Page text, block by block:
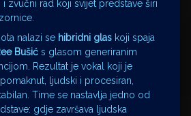
zvučni rad koji svijet predstave širi
nalazi se hibridni glas koji spaja
Bušić s glasom generiranim
Rezultat je vokal koji je
ljudski i procesiran,
Time se nastavlja jedno od
gdje završava ljudska